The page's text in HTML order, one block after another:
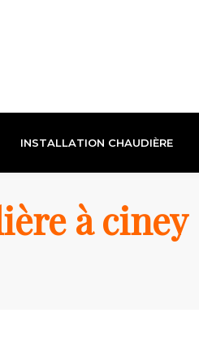
INSTALLATION CHAUDIÈRE
à ciney